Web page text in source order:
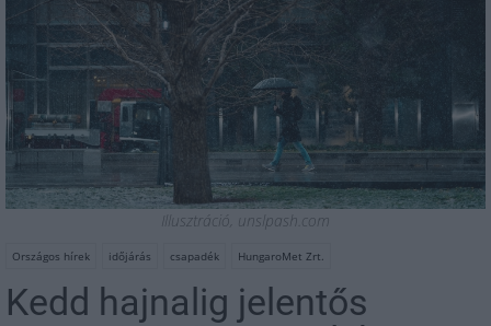
Illusztráció, unslpash.com
Országos hírek időjárás csapadék HungaroMet Zrt.
Kedd hajnalig jelentős